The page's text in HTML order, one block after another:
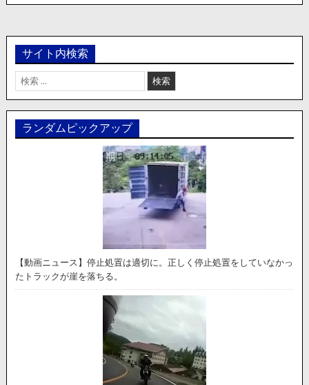
サイト内検索
検
索:
ランダムピックアップ
【動画ニュース】停止処置は適切に。正しく停止処置をしていなかっ
たトラックが崖を落ちる。